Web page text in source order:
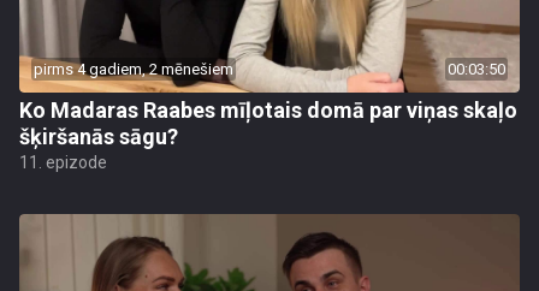
pirms 4 gadiem, 2 mēnešiem 00:03:50
Ko Madaras Raabes mīļotais domā par viņas skaļo
šķiršanās sāgu?
11. epizode